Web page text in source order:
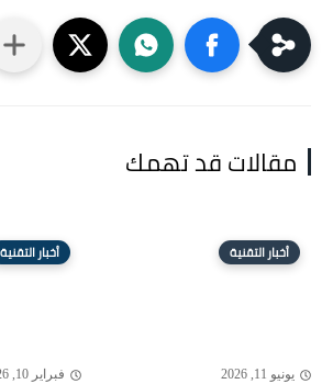
مقالات قد تهمك
أخبار التقنية
يونيو 11, 2026
أخبار التقنية
فبراير 10, 2026